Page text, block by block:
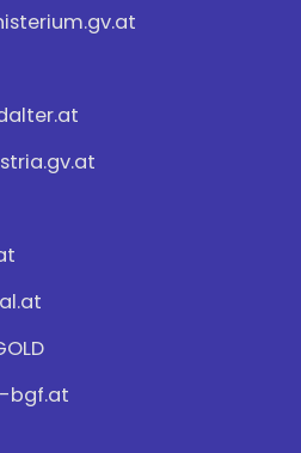
bgf.at